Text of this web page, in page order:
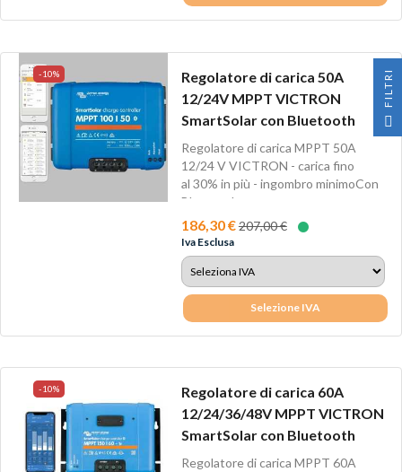
-10%
Regolatore di carica 50A
12/24V MPPT VICTRON
SmartSolar con Bluetooth
Regolatore di carica MPPT 50A
12/24 V VICTRON - carica fino
al 30% in più - ingombro minimoCon
Bluetooth...
186,30 €207,00 €
Iva Esclusa
Selezione IVA
-10%
Regolatore di carica 60A
12/24/36/48V MPPT VICTRON
SmartSolar con Bluetooth
Regolatore di carica MPPT 60A
I